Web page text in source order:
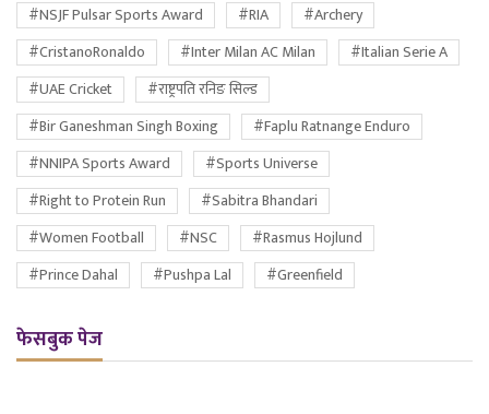
#NSJF Pulsar Sports Award #RIA
#Archery
#CristanoRonaldo
#Inter Milan AC Milan
#Italian Serie A
#UAE Cricket
#राष्ट्रपति रनिङ सिल्ड
#Bir Ganeshman Singh Boxing
#Faplu Ratnange Enduro
#NNIPA Sports Award
#Sports Universe
#Right to Protein Run
#Sabitra Bhandari
#Women Football
#NSC
#Rasmus Hojlund
#Prince Dahal
#Pushpa Lal #Greenfield
फेसबुक पेज